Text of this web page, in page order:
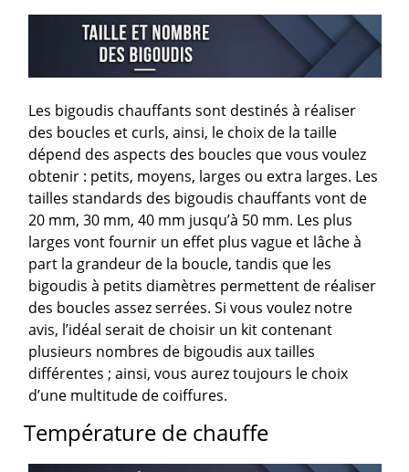
Les bigoudis chauffants sont destinés à réaliser
des boucles et curls, ainsi, le choix de la taille
dépend des aspects des boucles que vous voulez
obtenir : petits, moyens, larges ou extra larges. Les
tailles standards des bigoudis chauffants vont de
20 mm, 30 mm, 40 mm jusqu’à 50 mm. Les plus
larges vont fournir un effet plus vague et lâche à
part la grandeur de la boucle, tandis que les
bigoudis à petits diamètres permettent de réaliser
des boucles assez serrées. Si vous voulez notre
avis, l’idéal serait de choisir un kit contenant
plusieurs nombres de bigoudis aux tailles
différentes ; ainsi, vous aurez toujours le choix
d’une multitude de coiffures.
Température de chauffe